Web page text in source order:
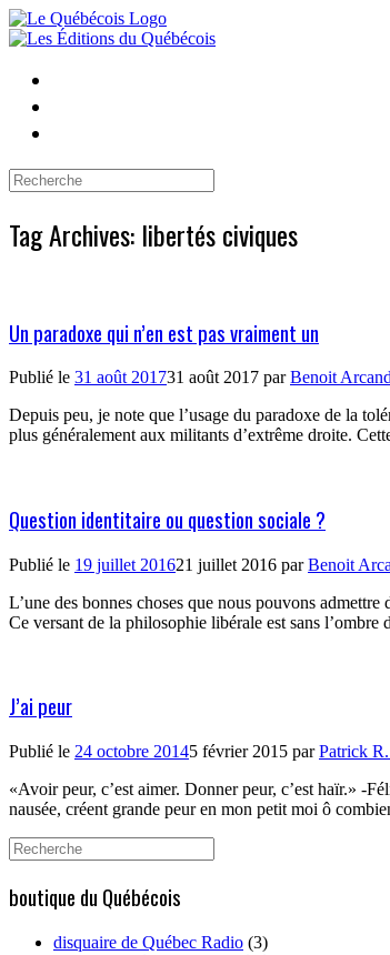
Skip
to
Search
Tag Archives: libertés civiques
Un paradoxe qui n’en est pas vraiment un
Publié le 31 août 201731 août 2017 parBenoit Arcand
Depuis peu, je note que l’usage du paradoxe de la
plus généralement aux militants d’extrême droite.
Question identitaire ou question sociale ?
Publié le 19 juillet 201621 juillet 2016 parBenoit
L’une des bonnes choses que nous pouvons
Ce versant de la philosophie libérale est sans
J’ai peur
Publié le 24 octobre 20145 février 2015 parPatrick
«Avoir peur, c’est aimer. Donner peur, c’est haïr.» -
nausée, créent grande peur en mon petit moi ô
Search
for:
boutique du Québécois
disquaire de Québec Radio (3)